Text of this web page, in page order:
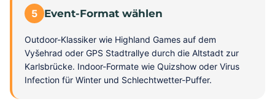
5 Event-Format wählen
Outdoor-Klassiker wie Highland Games auf dem
Vyšehrad oder GPS Stadtrallye durch die Altstadt zur
Karlsbrücke. Indoor-Formate wie Quizshow oder Virus
Infection für Winter und Schlechtwetter-Puffer.